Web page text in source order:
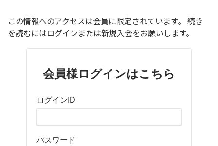
この情報へのアクセスは会員に限定されています。 続き
を読むにはログインまたは新規入会をお願いします。
会員様ログインはこちら
ログインID
パスワード